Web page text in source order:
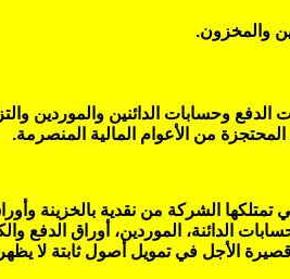
والمخزون.
وحسابات الدائنين والموردين
من الأعوام المالية المنصرمة.
تمتلكها الشركة من نقدية
الدائنة، الموردين، أوراق
الأجل في تمويل أصول ثابتة لا يظهر